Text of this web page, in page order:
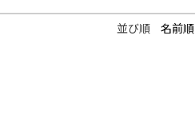
並び順 名前順